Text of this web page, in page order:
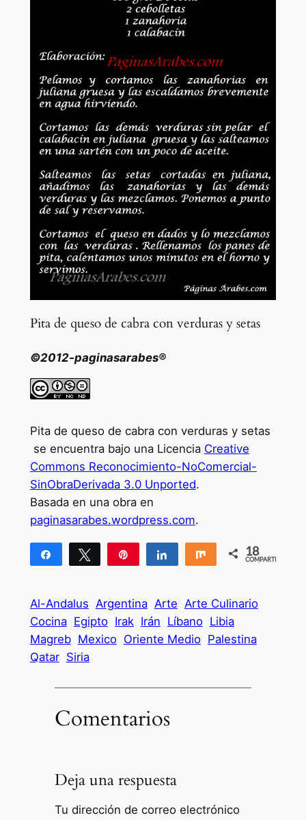
Pita de queso de cabra con verduras y setas
©2012-paginasarabes®
Pita de queso de cabra con verduras y setas
se encuentra bajo una Licencia Creative
Commons Reconocimiento-NoComercial-
SinObraDerivada 3.0 Unported.
Basada en una obra en
paginasarabes.wordpress.com.
Compartir Twittear Compartir Compartir
18
COMPARTIR
Al-Andalus Argentina Arte Arte Culinario
Cocina Egipto Irak Irán Líbano Libia
Magreb Mexico Oriente Medio Palestina
Qatar Siria
Comentarios
Deja una respuesta
Tu dirección de correo electrónico